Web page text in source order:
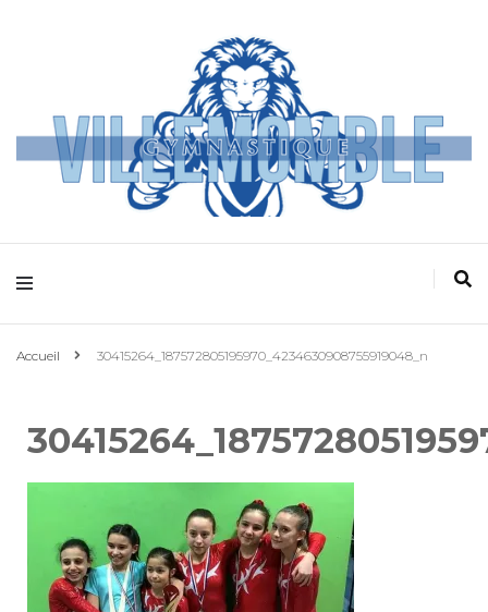
Villemomble
Gymnastique
Accueil 30415264_187572805195970_4234630908755919048_n